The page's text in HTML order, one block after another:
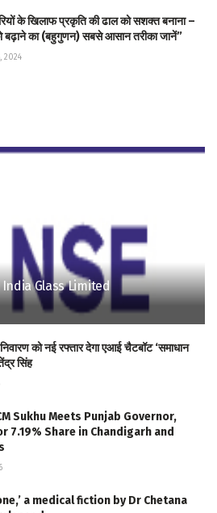
के खिलाफ प्रकृति की ढाल को सशक्त बनाना –
बढ़ाने का (बहुगुणन) सबसे आसान तरीका जानें”
2024
Glass Limited
को नई रफ्तार देगा एआई चैटबॉट ‘समाधान
सिंह
Sukhu Meets Punjab Governor,
7.19% Share in Chandigarh and
a medical fiction by Dr Chetana